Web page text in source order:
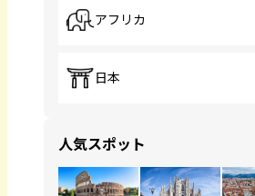
アフリカ
日本
人気スポット